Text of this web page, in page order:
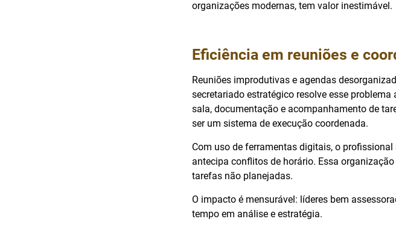
organizações modernas, tem valor inestimável.
Eficiência em reuniões e
Reuniões improdutivas e agendas
secretariado estratégico resolve esse
sala, documentação e acompanhamento de
ser um sistema de execução coordenada.
Com uso de ferramentas digitais, o
antecipa conflitos de horário. Essa
tarefas não planejadas.
O impacto é mensurável: líderes bem
tempo em análise e estratégia.